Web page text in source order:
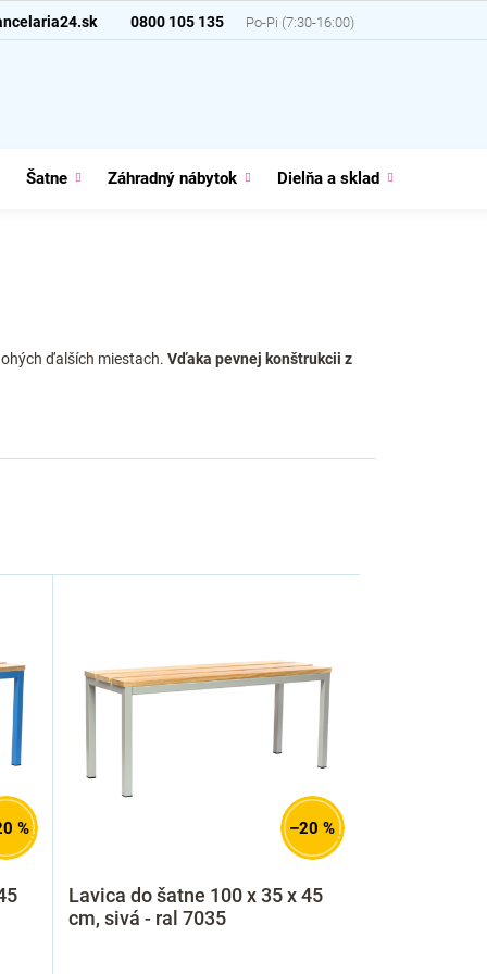
0800 105 135
Šatne Záhradný nábytok Dielňa a sklad
ďalších miestach. Vďaka pevnej konštrukcii z
% –20 %
Lavica do šatne 100 x 35 x 45
cm, sivá - ral 7035